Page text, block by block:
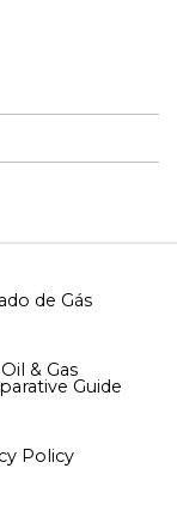
de Gás
Oil & Gas
Guide
Policy